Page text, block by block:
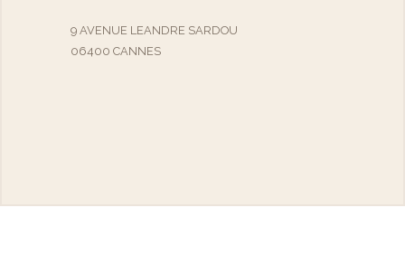
9 AVENUE LEANDRE SARDOU
06400 CANNES